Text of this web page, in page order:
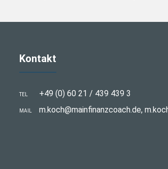
Kontakt
TEL +49 (0) 60 21 / 439 439 3
MAIL m.koch@mainfinanzcoach.de,